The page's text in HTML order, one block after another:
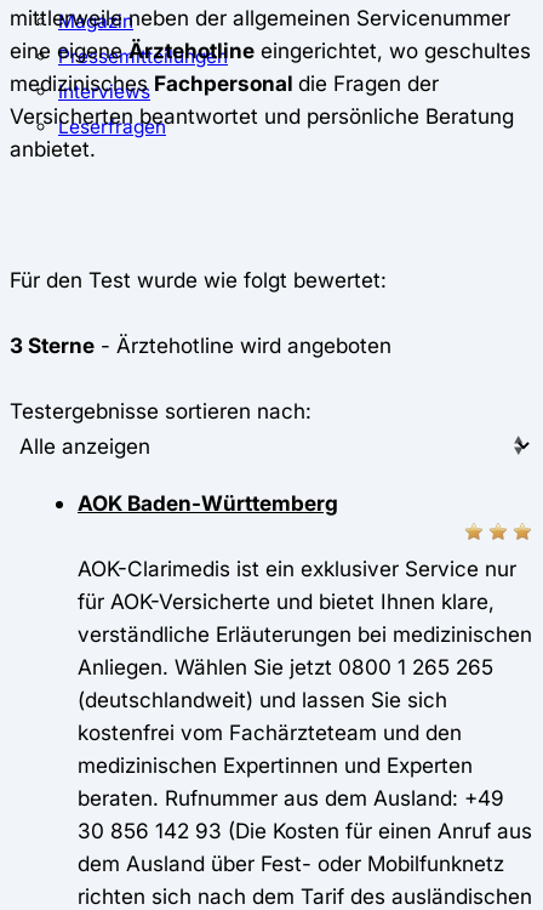
Magazin
Pressemitteilungen
Interviews
Leserfragen
mittlerweile neben der allgemeinen Servicenummer
eine eigeneÄrztehotline eingerichtet, wo geschultes
medizinisches Fachpersonal die Fragen der
Versicherten beantwortet und persönliche Beratung
anbietet.
Für den Test wurde wie folgt bewertet:
3 Sterne - Ärztehotline wird angeboten
Testergebnisse sortieren nach:
AOK Baden-Württemberg
AOK-Clarimedis ist ein exklusiver Service nur
für AOK-Versicherte und bietet Ihnen klare,
verständliche Erläuterungen bei medizinischen
Anliegen. Wählen Sie jetzt 0800 1 265 265
(deutschlandweit) und lassen Sie sich
kostenfrei vom Fachärzteteam und den
medizinischen Expertinnen und Experten
beraten. Rufnummer aus dem Ausland: +49
30 856 142 93 (Die Kosten für einen Anruf aus
dem Ausland über Fest- oder Mobilfunknetz
richten sich nach dem Tarif des ausländischen